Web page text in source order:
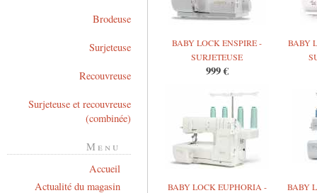
BABY LOCK ENSPIRE -
SURJETEUSE
999 €
BABY
BABY LOCK EUPHORIA -
BABY
Brodeuse
Surjeteuse
Recouvreuse
Surjeteuse et recouvreuse
(combinée)
Menu
Accueil
Actualité du magasin